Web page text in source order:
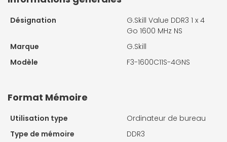
Désignation
G.Skill Value DDR3 1 x 4
Go 1600 MHz NS
Marque
G.Skill
Modèle
F3-1600C11S-4GNS
Format Mémoire
Utilisation type
Ordinateur de bureau
Type de mémoire
DDR3